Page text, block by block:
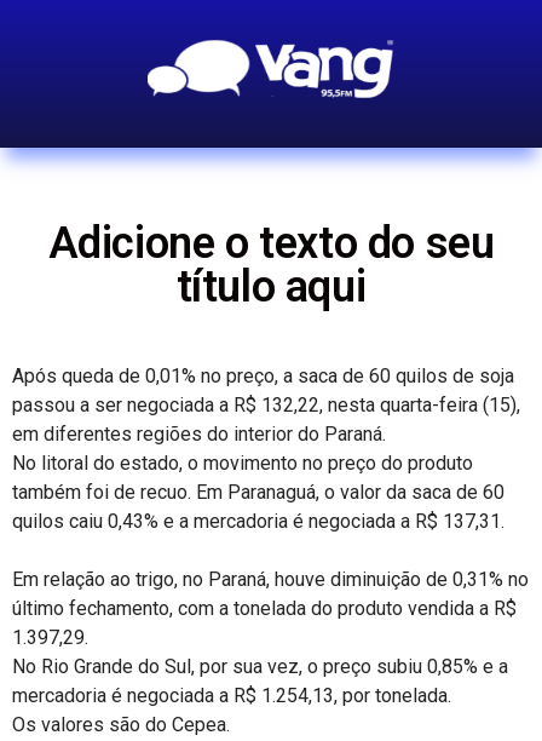
Adicione o texto do seu
título aqui
Após queda de 0,01% no preço, a saca de 60 quilos de soja
passou a ser negociada a R$ 132,22, nesta quarta-feira (15),
em diferentes regiões do interior do Paraná.
No litoral do estado, o movimento no preço do produto
também foi de recuo. Em Paranaguá, o valor da saca de 60
quilos caiu 0,43% e a mercadoria é negociada a R$ 137,31.
Em relação ao trigo, no Paraná, houve diminuição de 0,31% no
último fechamento, com a tonelada do produto vendida a R$
1.397,29.
No Rio Grande do Sul, por sua vez, o preço subiu 0,85% e a
mercadoria é negociada a R$ 1.254,13, por tonelada.
Os valores são do Cepea.